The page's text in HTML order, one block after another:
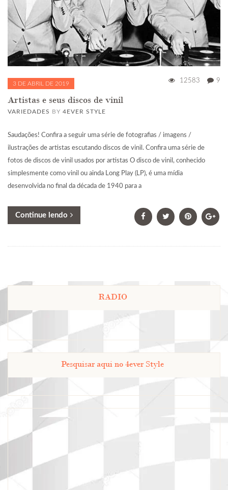
3 DE ABRIL DE 2019 12583 9
Artistas e seus discos de vinil
VARIEDADES BY 4EVER STYLE
Saudações! Confira a seguir uma série de fotografias / imagens /
ilustrações de artistas escutando discos de vinil. Confira uma série de
fotos de discos de vinil usados por artistas O disco de vinil, conhecido
simplesmente como vinil ou ainda Long Play (LP), é uma mídia
desenvolvida no final da década de 1940 para a
Continue lendo
RADIO
Pesquisar aqui no 4ever Style